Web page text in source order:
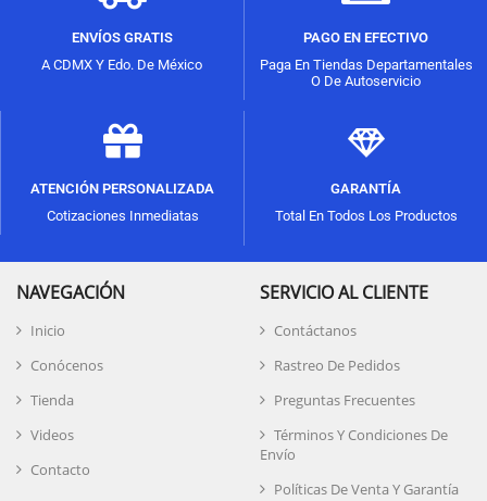
ENVÍOS GRATIS
A CDMX Y Edo. De México
PAGO EN EFECTIVO
Paga En Tiendas Departamentales
O De Autoservicio
ATENCIÓN PERSONALIZADA
Cotizaciones Inmediatas
GARANTÍA
Total En Todos Los Productos
NAVEGACIÓN
Inicio
Conócenos
Tienda
Videos
Contacto
SERVICIO AL CLIENTE
Contáctanos
Rastreo De Pedidos
Preguntas Frecuentes
Términos Y Condiciones De
Envío
Políticas De Venta Y Garantía